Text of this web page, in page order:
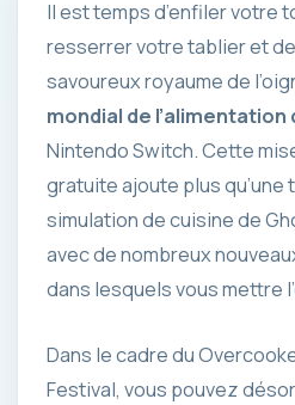
Il est temps d’enfiler votre
resserrer votre tablier et
savoureux royaume de
mondial de l’alimentation
Nintendo Switch. Cette
gratuite ajoute plus qu’une
simulation de cuisine de
avec de nombreux
dans lesquels vous mettre
Dans le cadre du
Festival, vous pouvez